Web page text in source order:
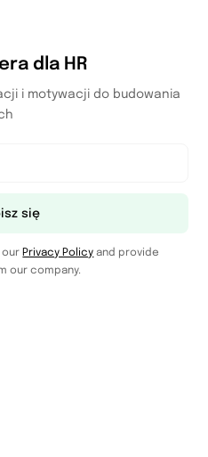
dla HR
i motywacji do budowania
się
our Privacy Policy and provide
our company.